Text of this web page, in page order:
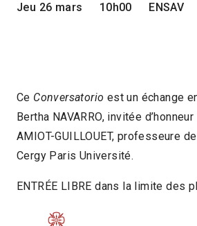
Jeu 26 mars 10h00 ENSAV
Ce Conversatorio est un échange
Bertha NAVARRO, invitée
AMIOT-GUILLOUET, professeure
Cergy Paris Université.
ENTRÉE LIBRE dans la limite des